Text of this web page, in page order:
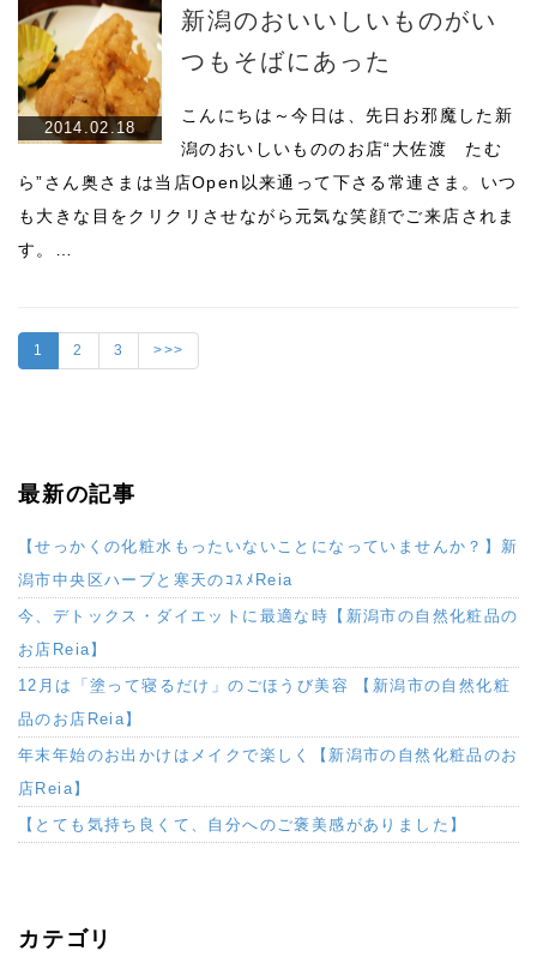
2014.02.18
新潟のおいいしいものがい
つもそばにあった
こんにちは～今日は、先日お邪魔した新
潟のおいしいもののお店“大佐渡 たむ
ら”さん奥さまは当店Open以来通って下さる常連さま。いつ
も大きな目をクリクリさせながら元気な笑顔でご来店されま
す。…
1 2 3 >>>
最新の記事
【せっかくの化粧水もったいないことになっていませんか？】新
潟市中央区ハーブと寒天のｺｽﾒReia
今、デトックス・ダイエットに最適な時【新潟市の自然化粧品の
お店Reia】
12月は「塗って寝るだけ」のごほうび美容 【新潟市の自然化粧
品のお店Reia】
年末年始のお出かけはメイクで楽しく【新潟市の自然化粧品のお
店Reia】
【とても気持ち良くて、自分へのご褒美感がありました】
カテゴリ